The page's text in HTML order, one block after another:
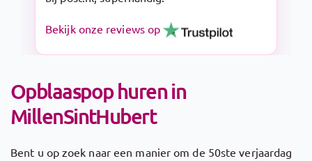
Opblaaspop huren in
MillenSintHubert
Bent u op zoek naar een manier om de 50ste verjaardag